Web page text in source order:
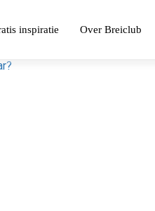
inspiratie Over Breiclub